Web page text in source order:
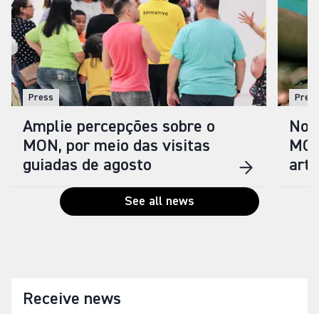
Press
Amplie percepções sobre o
MON, por meio das visitas
guiadas de agosto
See all news
Receive news